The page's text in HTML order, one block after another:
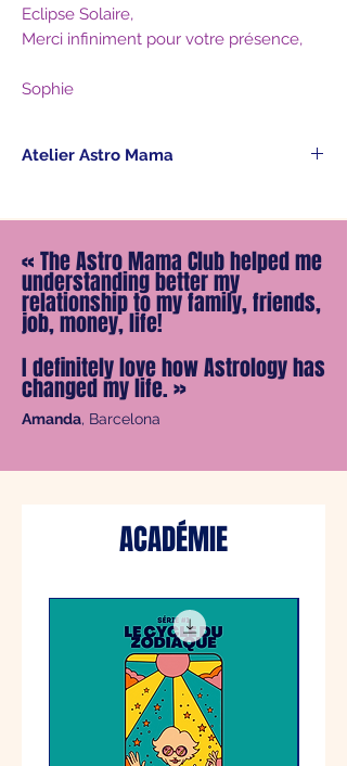
Eclipse Solaire,
Merci infiniment pour votre présence,
Sophie
Atelier Astro Mama
avec la confirmation d'achat le lien de
à votre rythme.
Merveilleuse éclipse à vous.
« The Astro Mama Club helped me
understanding better my
relationship to my family, friends,
job, money, life!
I definitely love how Astrology has
changed my life. »
Amanda, Barcelona
ACADÉMIE